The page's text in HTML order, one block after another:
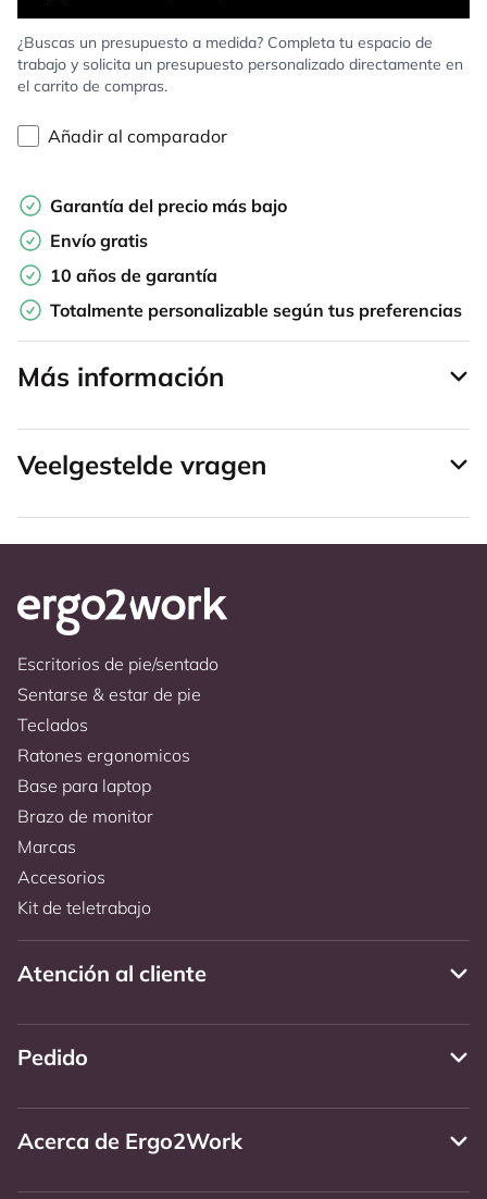
¿Buscas un presupuesto a medida? Completa tu espacio de
trabajo y solicita un presupuesto personalizado directamente en
el carrito de compras.
Añadir al comparador
Garantía del precio más bajo
Envío gratis
10 años de garantía
Totalmente personalizable según tus preferencias
Más información
Veelgestelde vragen
Escritorios de pie/sentado
Sentarse & estar de pie
Teclados
Ratones ergonomicos
Base para laptop
Brazo de monitor
Marcas
Accesorios
Kit de teletrabajo
Atención al cliente
Pedido
Acerca de Ergo2Work